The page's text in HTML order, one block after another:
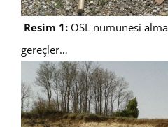
Resim 1: OSL numunesi
gereçler…